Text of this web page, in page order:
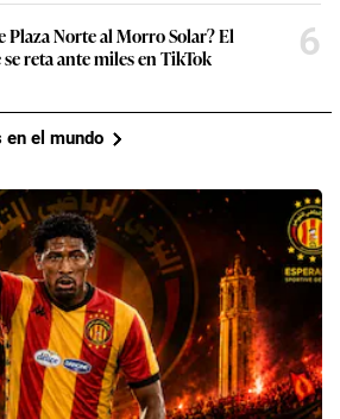
Norte al Morro Solar? El
se reta ante miles en TikTok
6
en el mundo